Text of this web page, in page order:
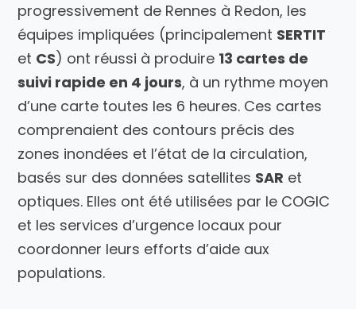
progressivement de Rennes à Redon, les
équipes impliquées (principalement SERTIT
et CS) ont réussi à produire 13 cartes de
suivi rapide en 4 jours, à un rythme moyen
d’une carte toutes les 6 heures. Ces cartes
comprenaient des contours précis des
zones inondées et l’état de la circulation,
basés sur des données satellites SAR et
optiques. Elles ont été utilisées par le COGIC
et les services d’urgence locaux pour
coordonner leurs efforts d’aide aux
populations.